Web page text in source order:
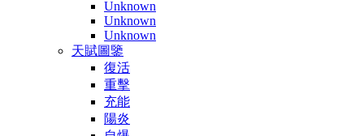
Unknown
Unknown
Unknown
天賦圖鑒
復活
重擊
充能
陽炎